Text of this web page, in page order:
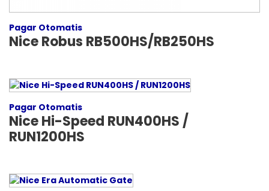
Pagar Otomatis
Nice Robus RB500HS/RB250HS
Pagar Otomatis
Nice Hi-Speed RUN400HS /
RUN1200HS